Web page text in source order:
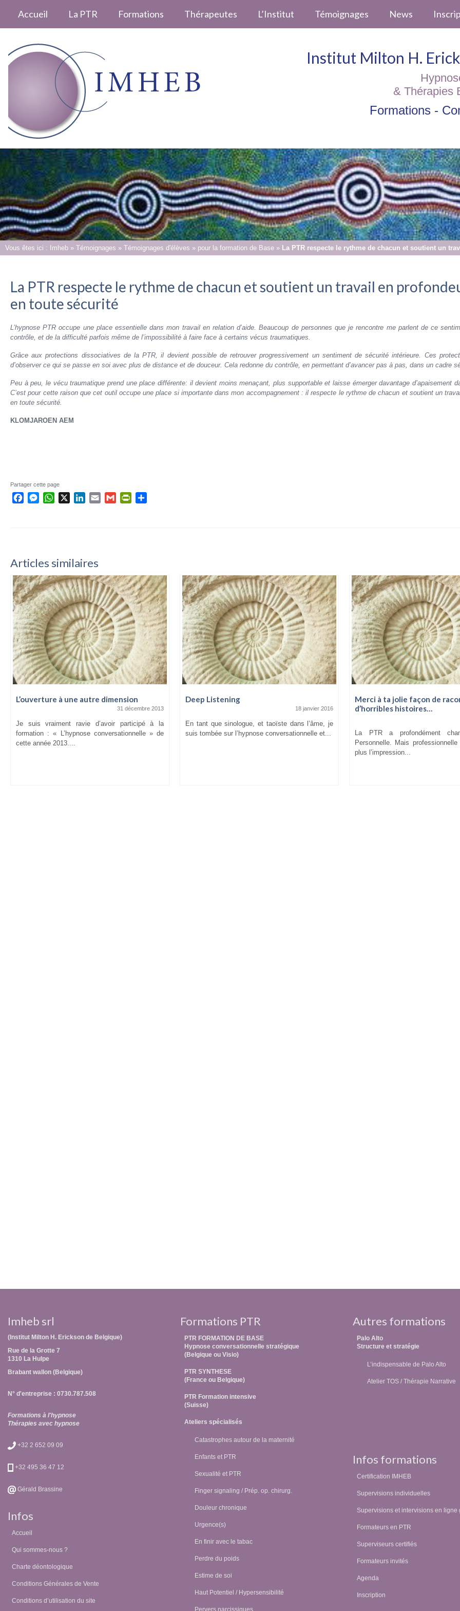
Accueil La PTR Formations Thérapeutes L’Institut Témoignages News
Institut Milton H.
& Thérapies
Formations -
Vous êtes ici : Imheb » Témoignages » Témoignages d'élèves » pour la formation de Base » La PTR respecte le rythme de chacun et soutient un
La PTR respecte le rythme de chacun et soutient un travail en
en toute sécurité
L’hypnose PTR occupe une place essentielle dans mon travail en relation d’aide. Beaucoup de personnes que je rencontre me parlent de ce
contrôle, et de la difficulté parfois même de l’impossibilité à faire face à certains vécus traumatiques.
Grâce aux protections dissociatives de la PTR, il devient possible de retrouver progressivement un sentiment de sécurité intérieure. Ces
d’observer ce qui se passe en soi avec plus de distance et de douceur. Cela redonne du contrôle, en permettant d’avancer pas à pas, dans un cadre
Peu à peu, le vécu traumatique prend une place différente: il devient moins menaçant, plus supportable et laisse émerger davantage d’apaisement
C’est pour cette raison que cet outil occupe une place si importante dans mon accompagnement : il respecte le rythme de chacun et soutient un
en toute sécurité.
KLOMJAROEN AEM
Partager cette page
FacebookMessenger
WhatsAppLinkedIn
Email Gmail PrintFriendly
Articles similaires
L’ouverture à une autre dimension
31 décembre 2013
Je suis vraiment ravie d’avoir participé à la
formation : « L’hypnose conversationnelle » de
cette année 2013....
Deep Listening
18 janvier 2016
En tant que sinologue, et taoïste dans l’âme, je
suis tombée sur l’hypnose conversationnelle et...
Merci à ta jolie façon de
d’horribles histoires…
La PTR a profondément
Personnelle. Mais
plus l’impression...
Imheb srl
(Institut Milton H. Erickson de Belgique)
Rue de la Grotte 7
1310 La Hulpe
Brabant wallon (Belgique)
N° d'entreprise : 0730.787.508
Formations à l'hypnose
Thérapies avec hypnose
+32 2 652 09 09
+32 495 36 47 12
Gérald Brassine
Infos
Accueil
Qui sommes-nous ?
Charte déontologique
Conditions Générales de Vente
Conditions d’utilisation du site
Formations PTR
PTR FORMATION DE BASE
Hypnose conversationnelle stratégique
(Belgique ou Visio)
PTR SYNTHESE
(France ou Belgique)
PTR Formation intensive
(Suisse)
Ateliers spécialisés
Catastrophes autour de la maternité
Enfants et PTR
Sexualité et PTR
Finger signaling / Prép. op. chirurg.
Douleur chronique
Urgence(s)
En finir avec le tabac
Perdre du poids
Estime de soi
Haut Potentiel / Hypersensibilité
Pervers narcissiques
Autres formations
Palo Alto
Structure et stratégie
L’indispensable de Palo Alto
Atelier TOS / Thérapie Narrative
Infos formations
Certification IMHEB
Supervisions individuelles
Supervisions et intervisions en ligne
Formateurs en PTR
Superviseurs certifiés
Formateurs invités
Agenda
Inscription